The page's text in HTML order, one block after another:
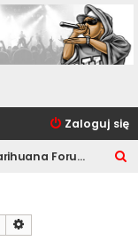
Zaloguj się
Marihuana Forum Kanabis
Szukaj